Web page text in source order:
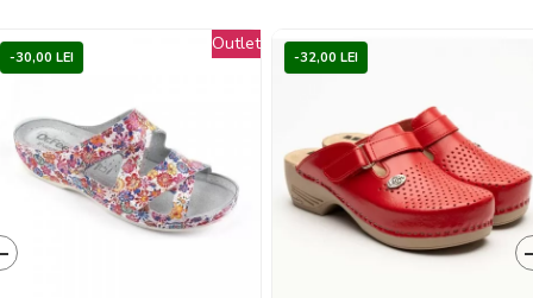
-30,00 LEI
Outlet
-32,00 LEI